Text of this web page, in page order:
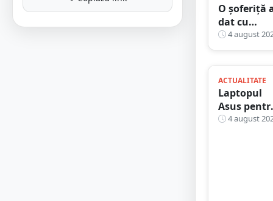
O șoferiță
dat cu
mașina
peste un
bunic, pe
trecerea de
pietoni, în
județul Satu
Mare
4 august
ACTUALITATE
Laptopul
Asus
jocuri -
4 august